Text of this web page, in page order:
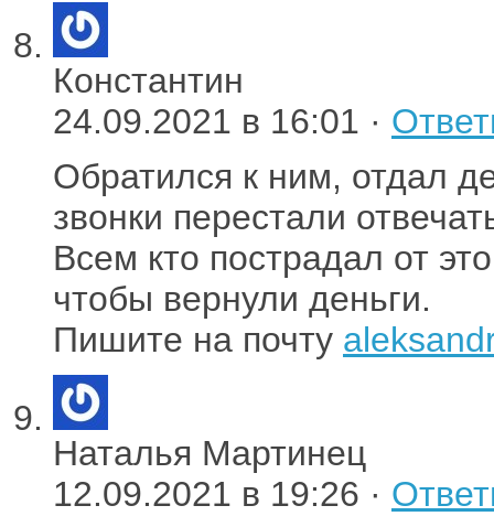
Константин
24.09.2021 в 16:01 ·
Обратился к ним, отдал
звонки перестали
Всем кто пострадал от
чтобы вернули деньги.
Пишите на почту
Наталья Мартинец
12.09.2021 в 19:26 ·